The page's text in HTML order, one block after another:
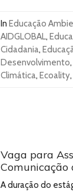
In Educação
AIDGLOBAL,
Cidadania,
Desenvolvimento,
Climática, Ecoality,
Vaga para
Comunicação
A duração do